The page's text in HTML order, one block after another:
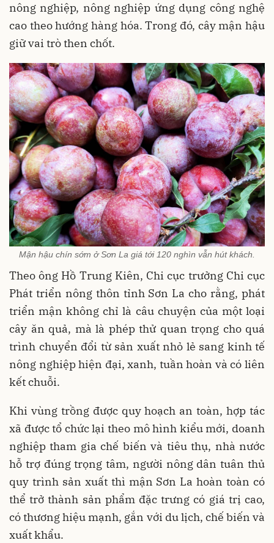
nông nghiệp, nông nghiệp ứng dụng công nghệ
cao theo hướng hàng hóa. Trong đó, cây mận hậu
giữ vai trò then chốt.
Mận hậu chín sớm ở Sơn La giá tới 120 nghìn vẫn hút khách.
Theo ông Hồ Trung Kiên, Chi cục trưởng Chi cục
Phát triển nông thôn tỉnh Sơn La cho rằng, phát
triển mận không chỉ là câu chuyện của một loại
cây ăn quả, mà là phép thử quan trọng cho quá
trình chuyển đổi từ sản xuất nhỏ lẻ sang kinh tế
nông nghiệp hiện đại, xanh, tuần hoàn và có liên
kết chuỗi.
Khi vùng trồng được quy hoạch an toàn, hợp tác
xã được tổ chức lại theo mô hình kiểu mới, doanh
nghiệp tham gia chế biến và tiêu thụ, nhà nước
hỗ trợ đúng trọng tâm, người nông dân tuân thủ
quy trình sản xuất thì mận Sơn La hoàn toàn có
thể trở thành sản phẩm đặc trưng có giá trị cao,
có thương hiệu mạnh, gắn với du lịch, chế biến và
xuất khẩu.